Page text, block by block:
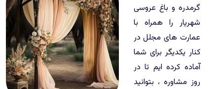
گرمدرهو باغ عروسی
شهریار را همراه با
عمارت های مجلل در
کنار یکدیگر برای شما
آماده کرده ایم تا در
روز مشاوره ، بتوانید